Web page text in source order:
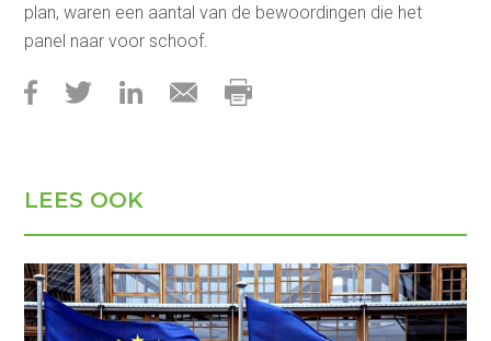
plan, waren een aantal van de bewoordingen die het
panel naar voor schoof.
LEES OOK